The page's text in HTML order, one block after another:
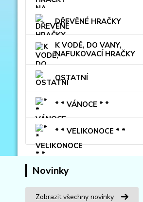
DŘEVĚNÉ HRAČKY
K VODĚ, DO VANY,
NAFUKOVACÍ HRAČKY
OSTATNÍ
* * VÁNOCE * *
* * VELIKONOCE * *
Novinky
Zobrazit všechny novinky